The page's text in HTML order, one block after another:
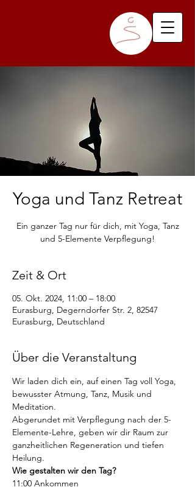
Chiara Schade
Yoga und Tanz Retreat
Ein ganzer Tag nur für dich, mit Yoga, Tanz
und 5-Elemente Verpflegung!
Zeit & Ort
05. Okt. 2024, 11:00 – 18:00
Eurasburg, Degerndorfer Str. 2, 82547
Eurasburg, Deutschland
Über die Veranstaltung
Wir laden dich ein, auf einen Tag voll Yoga,
bewusster Atmung, Tanz, Musik und
Meditation.
Abgerundet mit Verpflegung nach der 5-
Elemente-Lehre, geben wir dir Raum zur
ganzheitlichen Regeneration und tiefen
Heilung.
Wie gestalten wir den Tag?
11:00 Ankommen